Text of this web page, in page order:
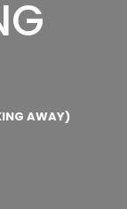
AWAY)